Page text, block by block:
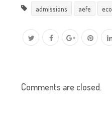
admissions aefe
Comments are closed.